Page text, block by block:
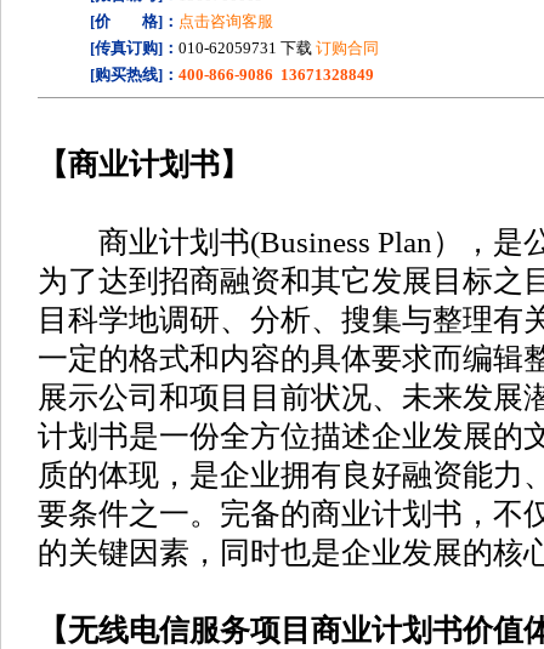
[价 格]： 点击咨询客服
[传真订购]： 010-62059731 下载 订购合同
[购买热线]： 400-866-9086 13671328849
【商业计划书】
商业计划书(Business Plan），是
为了达到招商融资和其它发展目标之
目科学地调研、分析、搜集与整理有
一定的格式和内容的具体要求而编辑
展示公司和项目目前状况、未来发展
计划书是一份全方位描述企业发展的
质的体现，是企业拥有良好融资能力
要条件之一。完备的商业计划书，不
的关键因素，同时也是企业发展的核
【无线电信服务项目商业计划书价值